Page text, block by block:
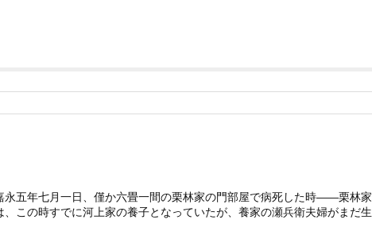
永五年七月一日、僅か六畳一間の栗林家の門部屋で病死した時——栗林家
この時すでに河上家の養子となっていたが、養家の瀬兵衛夫婦がまだ生